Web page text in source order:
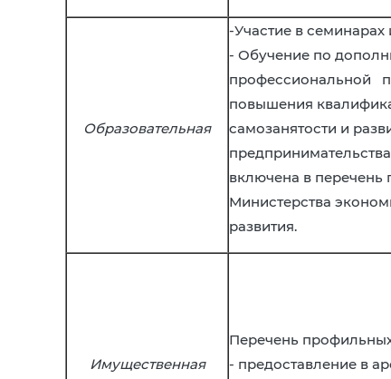
Образовательная
-Участие в семинарах
- Обучение по
профессиональной
повышения
самозанятости и
включена в перечень
Министерства
развития.
Имущественная
Перечень
- предоставление в